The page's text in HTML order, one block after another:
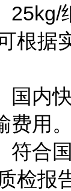
25kg/
根据
国内
用。
符合
检报